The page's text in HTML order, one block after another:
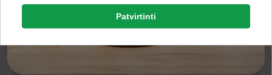
Rašyti atsiliepimą
Rašyti atsiliepimą
Patvirtinti